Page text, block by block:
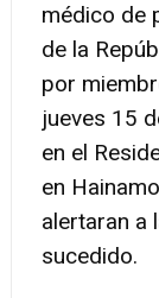
médico de
de la
por
jueves 15
en el
en
alertaran a
sucedido.